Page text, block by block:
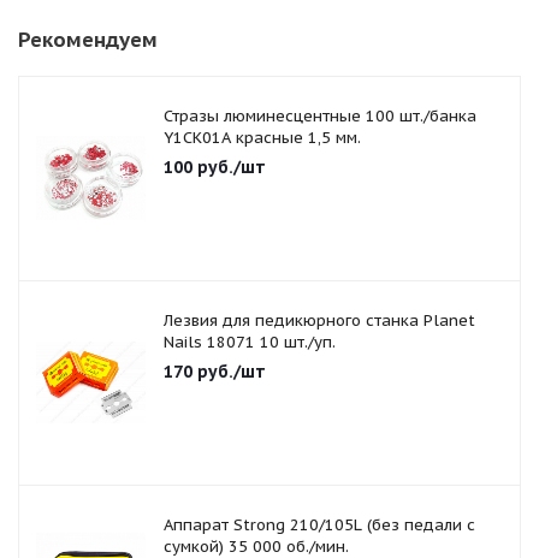
Рекомендуем
Стразы люминесцентные 100 шт./банка
Y1CK01A красные 1,5 мм.
100 руб./шт
Лезвия для педикюрного станка Planet
Nails 18071 10 шт./уп.
170 руб./шт
Аппарат Strong 210/105L (без педали с
сумкой) 35 000 об./мин.